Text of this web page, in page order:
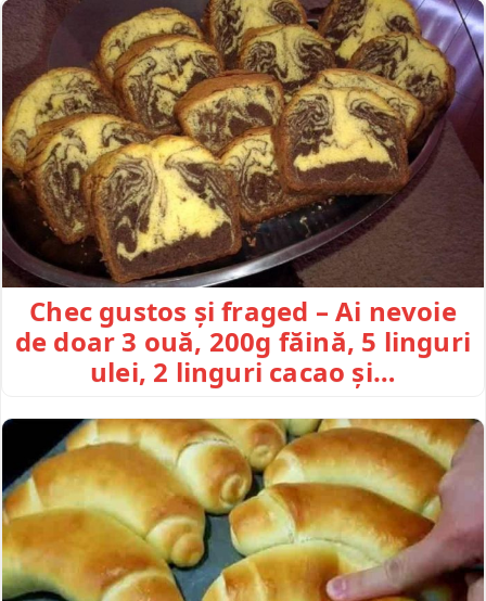
Chec gustos și fraged – Ai nevoie
de doar 3 ouă, 200g făină, 5 linguri
ulei, 2 linguri cacao și…